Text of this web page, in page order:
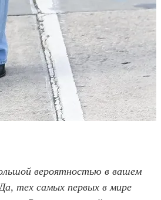
вероятностью в вашем
тех самых первых в мире